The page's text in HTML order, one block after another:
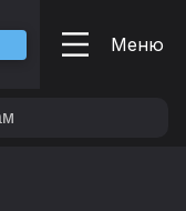
Меню